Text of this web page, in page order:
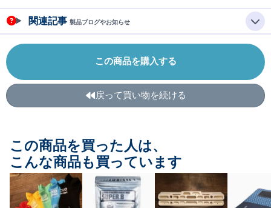
関連記事 製品ブログやお知らせ
この商品を購入する
戻って買い物を続ける
この商品を買った人は、
こんな商品も買っています